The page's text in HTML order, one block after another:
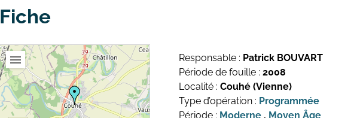
Fiche
Responsable : Patrick BOUVART
Période de fouille : 2008
Localité : Couhé (Vienne)
Type d’opération : Programmée
Période : Moderne , Moyen Âge